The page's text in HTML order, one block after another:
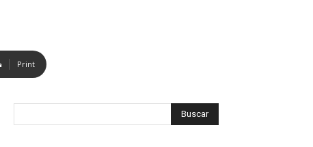
Print